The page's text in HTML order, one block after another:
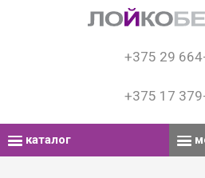
+375 29
+375 17
каталог